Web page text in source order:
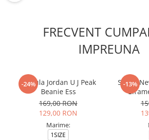
FRECVENT
IMPREUNA
-24%
Caciula Jordan U J Peak
Beanie Ess
169,00 RON
129,00 RON
Marime:
1SIZE
-13%
Sapca